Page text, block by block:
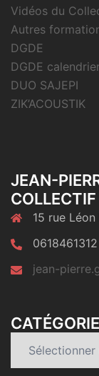
Vidéos du
Autres
DGDE
DGDE
DUO SAJEPI
ZIK’ACOUSTIK
JEAN-
15 rue
0618461312
jean-